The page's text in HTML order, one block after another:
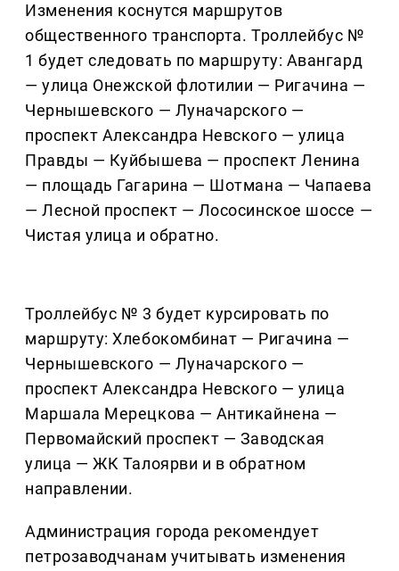
Изменения коснутся маршрутов
общественного транспорта. Троллейбус №
1 будет следовать по маршруту: Авангард
— улица Онежской флотилии — Ригачина —
Чернышевского — Луначарского —
проспект Александра Невского — улица
Правды — Куйбышева — проспект Ленина
— площадь Гагарина — Шотмана — Чапаева
— Лесной проспект — Лососинское шоссе —
Чистая улица и обратно.
Троллейбус № 3 будет курсировать по
маршруту: Хлебокомбинат — Ригачина —
Чернышевского — Луначарского —
проспект Александра Невского — улица
Маршала Мерецкова — Антикайнена —
Первомайский проспект — Заводская
улица — ЖК Талоярви и в обратном
направлении.
Администрация города рекомендует
петрозаводчанам учитывать изменения